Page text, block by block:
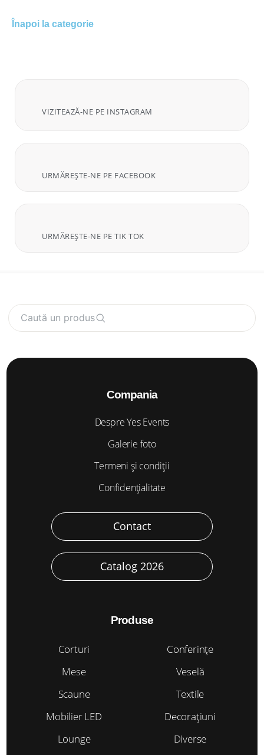
Înapoi la categorie
VIZITEAZĂ-NE PE INSTAGRAM
URMĂREȘTE-NE PE FACEBOOK
URMĂREȘTE-NE PE TIK TOK
Caută un produs
Compania
Despre Yes Events
Galerie foto
Termeni și condiții
Confidențialitate
Contact
Catalog 2026
Produse
Corturi
Mese
Scaune
Mobilier LED
Lounge
Conferințe
Veselă
Textile
Decorațiuni
Diverse